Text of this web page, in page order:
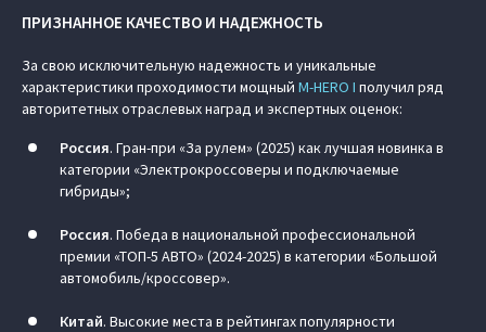
ПРИЗНАННОЕ КАЧЕСТВО И НАДЕЖНОСТЬ
За свою исключительную надежность и уникальные
характеристики проходимости мощный M‑HERO I получил ряд
авторитетных отраслевых наград и экспертных оценок:
Россия. Гран-при «За рулем» (2025) как лучшая новинка в
категории «Электрокроссоверы и подключаемые
гибриды»;
Россия. Победа в национальной профессиональной
премии «ТОП-5 АВТО» (2024-2025) в категории «Большой
автомобиль/кроссовер».
Китай. Высокие места в рейтингах популярности